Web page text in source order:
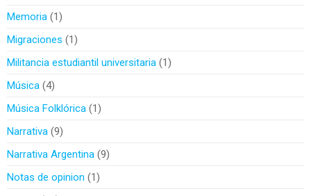
Memoria 1
Migraciones
1
Militancia estudiantil universitaria 1
Música 4
Música Folklórica 1
Narrativa 9
Narrativa Argentina 9
Notas de opinion
1